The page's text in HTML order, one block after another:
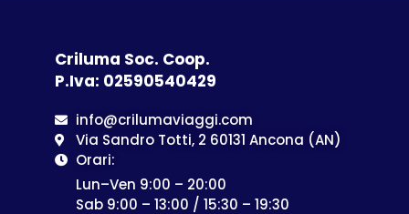
Criluma Soc. Coop.
P.Iva: 02590540429
info@crilumaviaggi.com
Via Sandro Totti, 2 60131 Ancona (AN)
Orari:
Lun–Ven 9:00 – 20:00
Sab 9:00 – 13:00 / 15:30 – 19:30